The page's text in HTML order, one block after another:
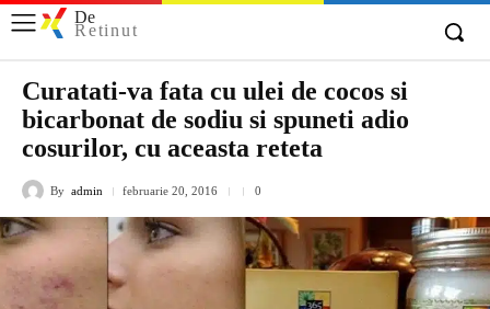
De
Retinut
Curatati-va fata cu ulei de cocos si
bicarbonat de sodiu si spuneti adio
cosurilor, cu aceasta reteta
By admin februarie 20, 2016 0